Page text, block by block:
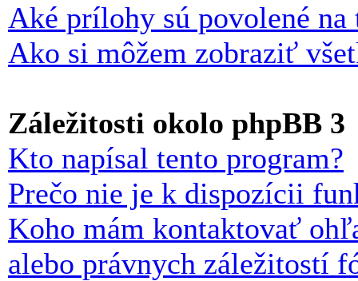
Aké prílohy sú povolené na
Ako si môžem zobraziť
Záležitosti okolo phpBB 3
Kto napísal tento program?
Prečo nie je k dispozícii
Koho mám kontaktovať
alebo právnych záležitostí